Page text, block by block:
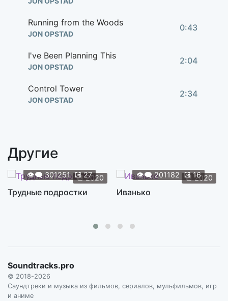
Running from the Woods
JON OPSTAD
0:43
I've Been Planning This
JON OPSTAD
2:04
Control Tower
JON OPSTAD
2:34
Justice Park
Другие
📆2020
👁️‍🗨️301251 💽27
Трудные подростки
📆 2020
👁️‍🗨️201182 💽16
Иванько
Soundtracks.pro
© 2018-2026
Саундтреки и музыка из фильмов, сериалов, мульфильмов, игр
и аниме